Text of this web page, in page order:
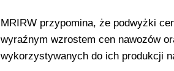
MRIRW przypomina, że podwyżki
wyraźnym wzrostem cen nawozów
wykorzystywanych do ich produkcji